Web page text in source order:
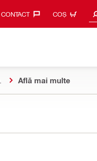
CONTACT‎ COȘ
Află mai multe